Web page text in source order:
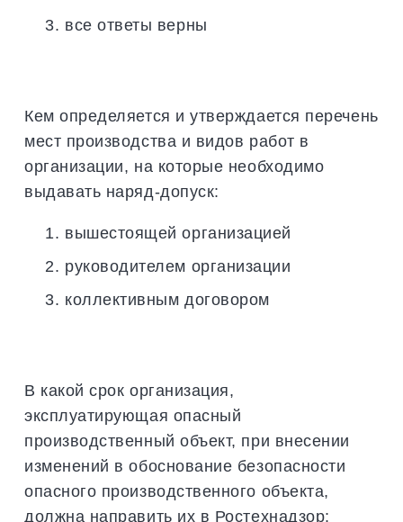
все ответы верны
Кем определяется и утверждается перечень
мест производства и видов работ в
организации, на которые необходимо
выдавать наряд-допуск:
вышестоящей организацией
руководителем организации
коллективным договором
В какой срок организация,
эксплуатирующая опасный
производственный объект, при внесении
изменений в обоснование безопасности
опасного производственного объекта,
должна направить их в Ростехнадзор: